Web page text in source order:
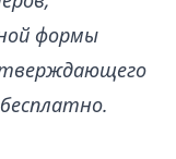
формы